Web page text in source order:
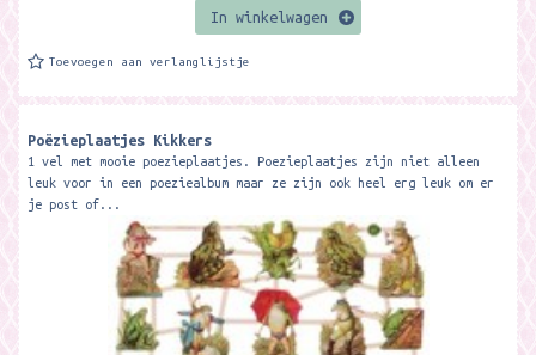
In winkelwagen
Toevoegen aan verlanglijstje
Poëzieplaatjes Kikkers
1 vel met mooie poezieplaatjes. Poezieplaatjes zijn niet alleen
leuk voor in een poeziealbum maar ze zijn ook heel erg leuk om er
je post of...